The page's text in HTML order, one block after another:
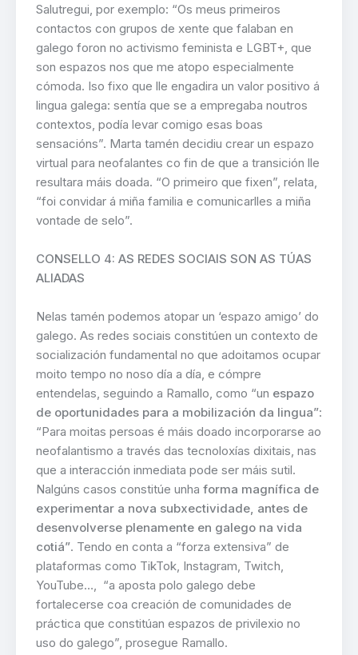
Salutregui, por exemplo: “Os meus primeiros
contactos con grupos de xente que falaban en
galego foron no activismo feminista e LGBT+, que
son espazos nos que me atopo especialmente
cómoda. Iso fixo que lle engadira un valor positivo á
lingua galega: sentía que se a empregaba noutros
contextos, podía levar comigo esas boas
sensacións”. Marta tamén decidiu crear un espazo
virtual para neofalantes co fin de que a transición lle
resultara máis doada. “O primeiro que fixen”, relata,
“foi convidar á miña familia e comunicarlles a miña
vontade de selo”.
CONSELLO 4: AS REDES SOCIAIS SON AS TÚAS
ALIADAS
Nelas tamén podemos atopar un ‘espazo amigo’ do
galego. As redes sociais constitúen un contexto de
socialización fundamental no que adoitamos ocupar
moito tempo no noso día a día, e cómpre
entendelas, seguindo a Ramallo, como “un espazo
de oportunidades para a mobilización da lingua”:
“Para moitas persoas é máis doado incorporarse ao
neofalantismo a través das tecnoloxías dixitais, nas
que a interacción inmediata pode ser máis sutil.
Nalgúns casos constitúe unha forma magnífica de
experimentar a nova subxectividade, antes de
desenvolverse plenamente en galego na vida
cotiá”. Tendo en conta a “forza extensiva” de
plataformas como TikTok, Instagram, Twitch,
YouTube…,
“a aposta polo galego debe
fortalecerse coa creación de comunidades de
práctica que constitúan espazos de privilexio no
uso do galego”, prosegue Ramallo.